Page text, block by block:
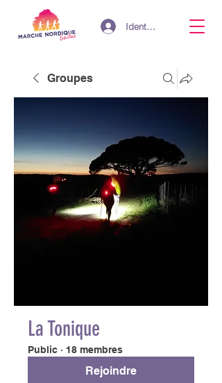
Identifiant
Groupes
La Tonique
Public · 18 membres
Rejoindre